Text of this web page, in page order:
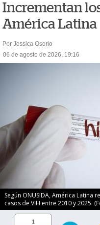
Incrementan
América Latina
Por Jessica Osorio
06 de agosto de 2026, 19:16
Según ONUSIDA, América Latina
casos de VIH entre 2010 y 2025.
1